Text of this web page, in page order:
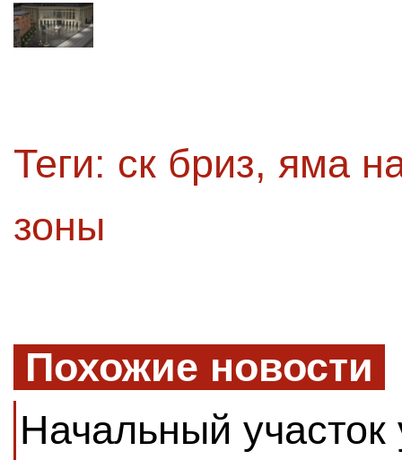
Теги: ск бриз, яма
зоны
Похожие новости
Начальный